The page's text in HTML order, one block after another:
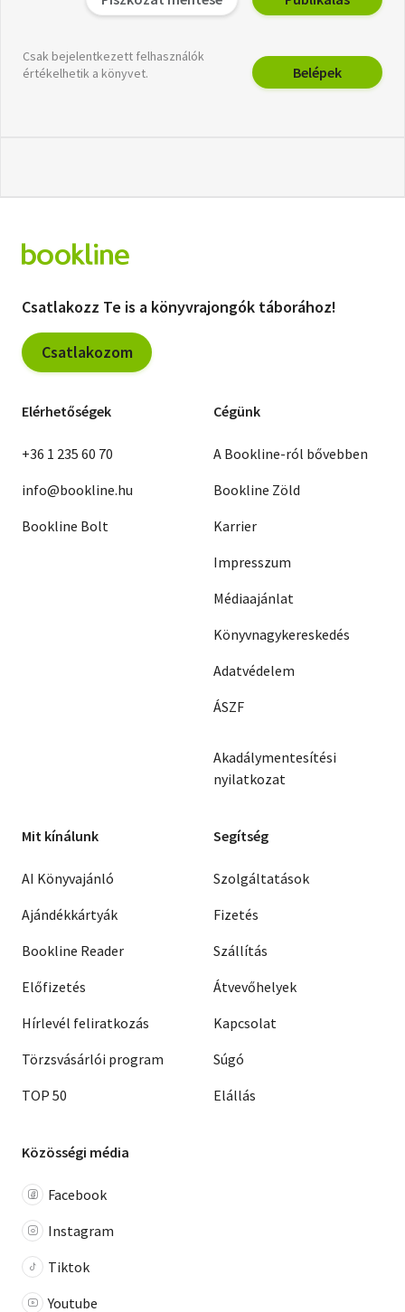
Csak bejelentkezett felhasználók
értékelhetik a könyvet.
Belépek
Csatlakozz Te is a könyvrajongók táborához!
Csatlakozom
Elérhetőségek
+36 1 235 60 70
info@bookline.hu
Bookline Bolt
Cégünk
A Bookline-ról bővebben
Bookline Zöld
Karrier
Impresszum
Médiaajánlat
Könyvnagykereskedés
Adatvédelem
ÁSZF
Akadálymentesítési
nyilatkozat
Mit kínálunk
AI Könyvajánló
Ajándékkártyák
Bookline Reader
Előfizetés
Hírlevél feliratkozás
Törzsvásárlói program
TOP 50
Segítség
Szolgáltatások
Fizetés
Szállítás
Átvevőhelyek
Kapcsolat
Súgó
Elállás
Közösségi média
Facebook
Instagram
Tiktok
Youtube